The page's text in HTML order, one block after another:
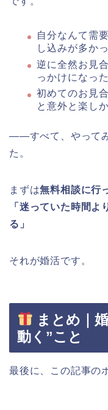
自分なんて需
し込みが多か
逆に全然お見
っかけになった
初めてのお見
と意外と楽し
——すべて、やって
た。
まずは無料相談に行
「迷っていた時間
る」
それが婚活です。
まとめ｜
動く”こと
最後に、この記事の